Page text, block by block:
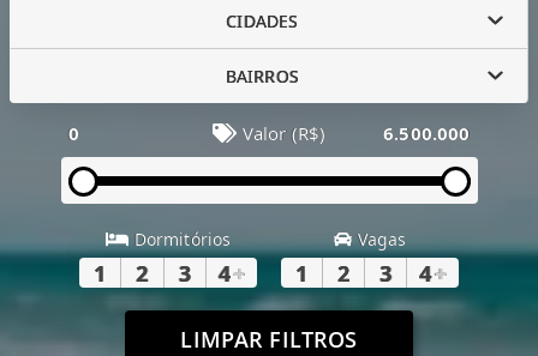
CIDADES
BAIRROS
0 Valor (R$) 6.500.000
Dormitórios
1 2 3 4+
Vagas
1 2 3 4+
LIMPAR FILTROS